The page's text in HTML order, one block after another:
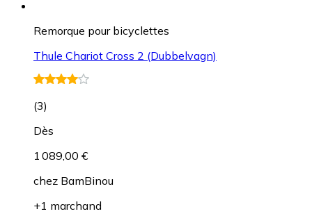
Remorque pour bicyclettes
Thule Chariot Cross 2 (Dubbelvagn)
(3)
Dès
1 089,00 €
chez BamBinou
+1 marchand